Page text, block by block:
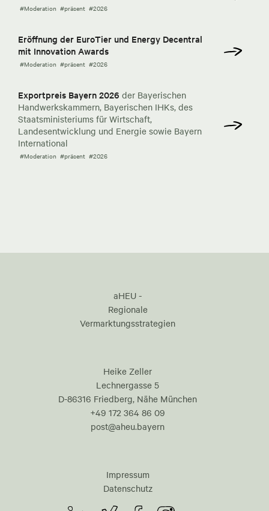
#Moderation #präsent #2026
Eröffnung der EuroTier und Energy Decentral
mit Innovation Awards
#Moderation #präsent #2026
Exportpreis Bayern 2026 der Bayerischen
Handwerkskammern, Bayerischen IHKs, des
Staatsministeriums für Wirtschaft,
Landesentwicklung und Energie sowie Bayern
International
#Moderation #präsent #2026
aHEU -
Regionale
Vermarktungsstrategien
Heike Zeller
Lechnergasse 5
D-86316 Friedberg, Nähe München
+49 172 364 86 09
post@aheu.bayern
Impressum
Datenschutz